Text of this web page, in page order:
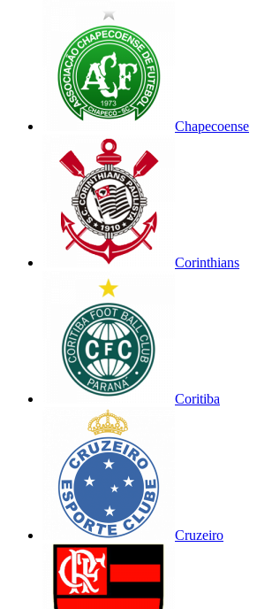
Chapecoense
Corinthians
Coritiba
Cruzeiro